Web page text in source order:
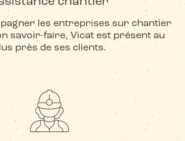
les entreprises sur chantier
savoir-faire, Vicat est présent au
près de ses clients.